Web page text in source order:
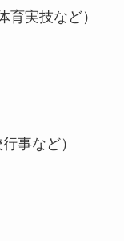
育実技など）
事など）